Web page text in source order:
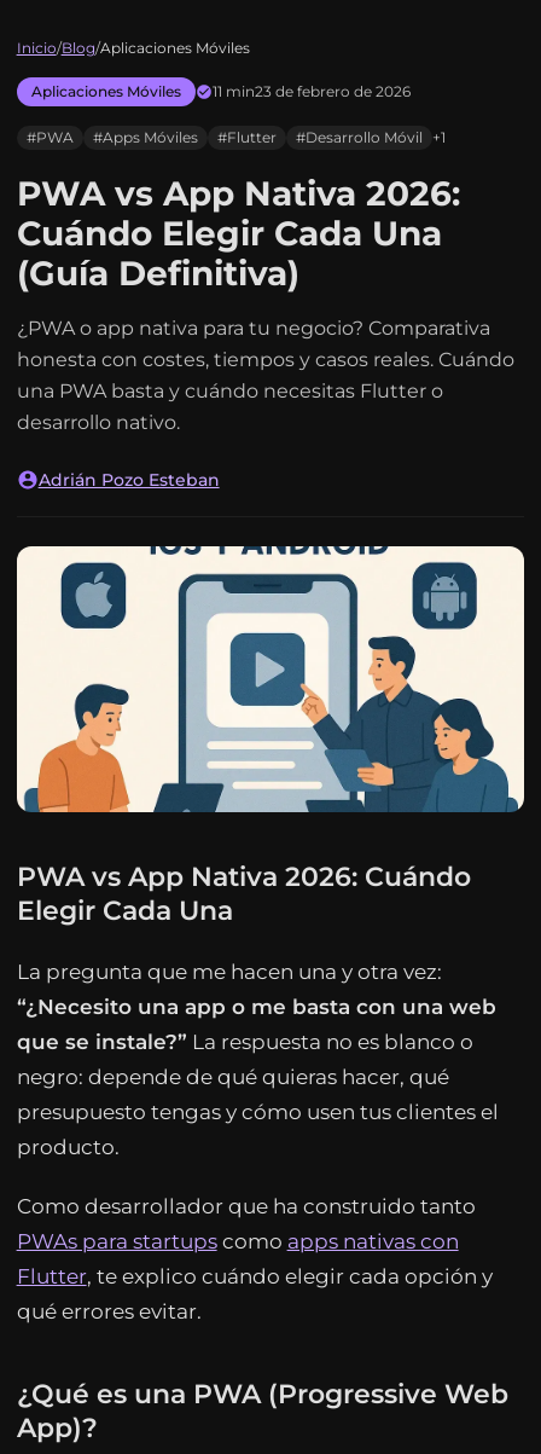
Inicio/Blog/Aplicaciones Móviles
Aplicaciones Móviles 11 min23 de febrero de 2026
#PWA #Apps Móviles #Flutter #Desarrollo Móvil +1
PWA vs App Nativa 2026:
Cuándo Elegir Cada Una
(Guía Definitiva)
¿PWA o app nativa para tu negocio? Comparativa
honesta con costes, tiempos y casos reales. Cuándo
una PWA basta y cuándo necesitas Flutter o
desarrollo nativo.
Adrián Pozo Esteban
PWA vs App Nativa 2026: Cuándo
Elegir Cada Una
La pregunta que me hacen una y otra vez:
“¿Necesito una app o me basta con una web
que se instale?” La respuesta no es blanco o
negro: depende de qué quieras hacer, qué
presupuesto tengas y cómo usen tus clientes el
producto.
Como desarrollador que ha construido tanto
PWAs para startupscomo apps nativas con
Flutter, te explico cuándo elegir cada opción y
qué errores evitar.
¿Qué es una PWA (Progressive Web
App)?